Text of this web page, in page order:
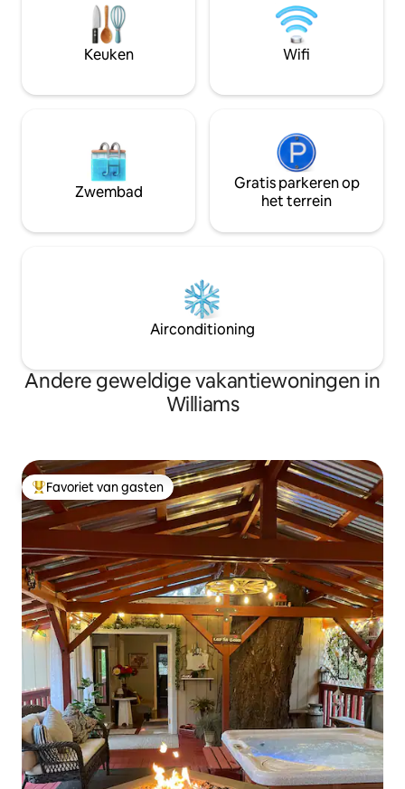
tegen betaling), een volledig uitgeruste
keuken en een EV-oplader. Of je nu op
zoek bent naar een uitstapje, een
familie-evenement, een tussenstop of
Huisdieren vereisen VOORAF-
bent naar
interactie, dan
jouw plek!
wachten om je
$ 10.
Keuken Wifi
Zwembad
Gratis parkeren op
het terrein
Airconditioning
Andere geweldige vakantiewoningen in
Williams
Topfavoriet van gasten
Favoriet van gasten